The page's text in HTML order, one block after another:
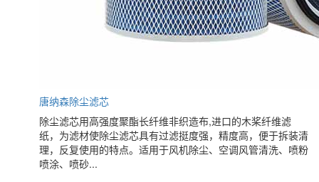
唐纳森除尘滤芯
除尘滤芯用高强度聚酯长纤维非织造布,进口的木桨纤维滤
纸，为滤材使除尘滤芯具有过滤挺度强，精度高，便于拆装清
理，反复使用的特点。适用于风机除尘、空调风管清洗、喷粉
喷涂、喷砂...